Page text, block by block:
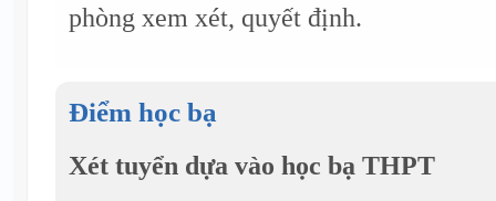
phòng xem xét, quyết định.
Điểm học bạ
Xét tuyển dựa vào học bạ THPT